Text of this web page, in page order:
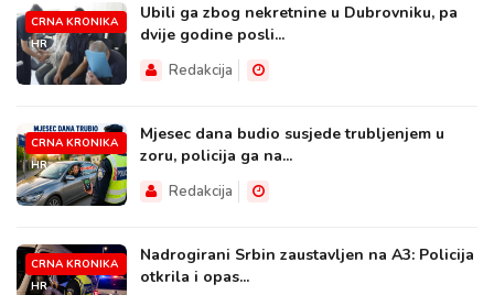
CRNA KRONIKA
HR
Ubili ga zbog nekretnine u Dubrovniku, pa
dvije godine posli...
Redakcija
CRNA KRONIKA
HR
Mjesec dana budio susjede trubljenjem u
zoru, policija ga na...
Redakcija
CRNA KRONIKA
HR
Nadrogirani Srbin zaustavljen na A3: Policija
otkrila i opas...